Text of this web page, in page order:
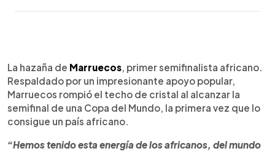
► Escuchar artículo
La hazaña de Marruecos, primer semifinalista africano.
Respaldado por un impresionante apoyo popular,
Marruecos rompió el techo de cristal al alcanzar la
semifinal de una Copa del Mundo, la primera vez que lo
consigue un país africano.
“Hemos tenido esta energía de los africanos, del mundo